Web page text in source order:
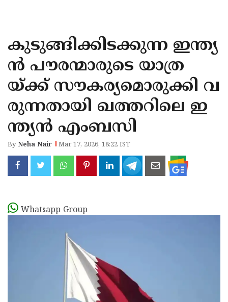
KANNUR
KASARAGOD
കുടുങ്ങിക്കിടക്കുന്ന ഇന്ത്യ
ൻ പൗരന്മാരുടെ യാത്ര
യ്ക്ക് സൗകര്യമൊരുക്കി വ
രുന്നതായി ഖത്തറിലെ ഇ
ന്ത്യൻ എംബസി
ByNeha Nair Mar 17, 2026, 18:22 IST
Whatsapp Group